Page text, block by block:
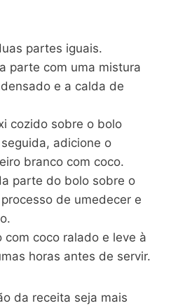
partes iguais.
parte com uma mistura
e a calda de
cozido sobre o bolo
adicione o
branco com coco.
parte do bolo sobre o
de umedecer e
com coco ralado e leve à
horas antes de servir.
da receita seja mais